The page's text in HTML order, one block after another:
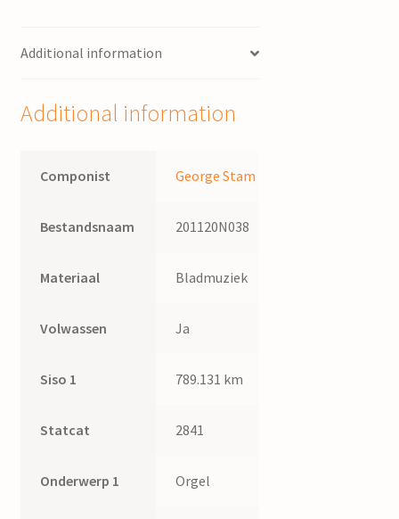
Additional information
Additional information
Componist George Stam
Bestandsnaam 201120N038
Materiaal Bladmuziek
Volwassen Ja
Siso 1 789.131 km
Statcat 2841
Onderwerp 1 Orgel